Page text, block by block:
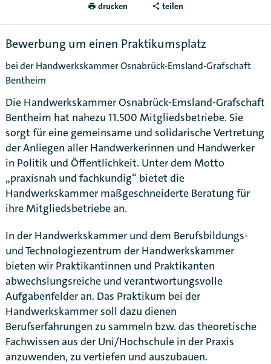
drucken teilen
Bewerbung um einen Praktikumsplatz
bei der Handwerkskammer Osnabrück-Emsland-Grafschaft
Bentheim
Die Handwerkskammer Osnabrück-Emsland-Grafschaft
Bentheim hat nahezu 11.500 Mitgliedsbetriebe. Sie
sorgt für eine gemeinsame und solidarische Vertretung
der Anliegen aller Handwerkerinnen und Handwerker
in Politik und Öffentlichkeit. Unter dem Motto
„praxisnah und fachkundig“ bietet die
Handwerkskammer maßgeschneiderte Beratung für
ihre Mitgliedsbetriebe an.
In der Handwerkskammer und dem Berufsbildungs-
und Technologiezentrum der Handwerkskammer
bieten wir Praktikantinnen und Praktikanten
abwechslungsreiche und verantwortungsvolle
Aufgabenfelder an. Das Praktikum bei der
Handwerkskammer soll dazu dienen
Berufserfahrungen zu sammeln bzw. das theoretische
Fachwissen aus der Uni/Hochschule in der Praxis
anzuwenden, zu vertiefen und auszubauen.
Karte anzeigen